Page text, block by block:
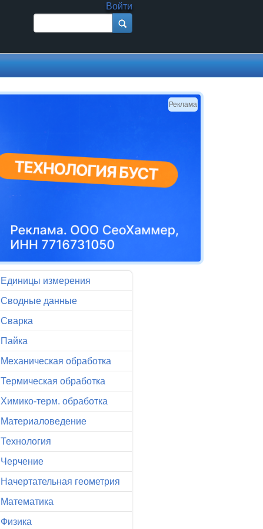
Войти
Форма поиска
Реклама
Единицы измерения
Сводные данные
Сварка
Пайка
Механическая обработка
Термическая обработка
Химико-терм. обработка
Материаловедение
Технология
Черчение
Начертательная геометрия
Математика
Физика